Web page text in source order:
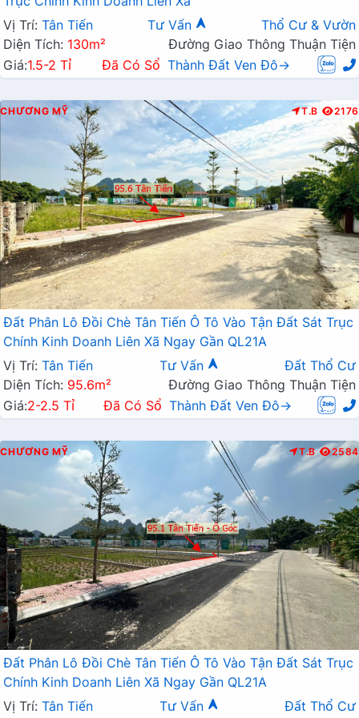
Vị Trí: Tân Tiến Tư Vấn
Thổ Cư & Vườn
Diện Tích: 130m²
Đường Giao Thông Thuận Tiện
Giá:1.5-2 Tỉ Đã Có Sổ Thành Đất Ven Đô→
CHƯƠNG MỸ T.B 2176
Đất Phân Lô Đồi Chè Tân Tiến Ô Tô Vào Tận Đất Sát Trục
Chính Kinh Doanh Liên Xã Ngay Gần QL21A
Vị Trí: Tân Tiến Tư Vấn
Đất Thổ Cư
Diện Tích: 95.6m²
Đường Giao Thông Thuận Tiện
Giá:2-2.5 Tỉ Đã Có Sổ Thành Đất Ven Đô→
CHƯƠNG MỸ T.B 2584
Đất Phân Lô Đồi Chè Tân Tiến Ô Tô Vào Tận Đất Sát Trục
Chính Kinh Doanh Liên Xã Ngay Gần QL21A
Vị Trí: Tân Tiến Tư Vấn
Đất Thổ Cư